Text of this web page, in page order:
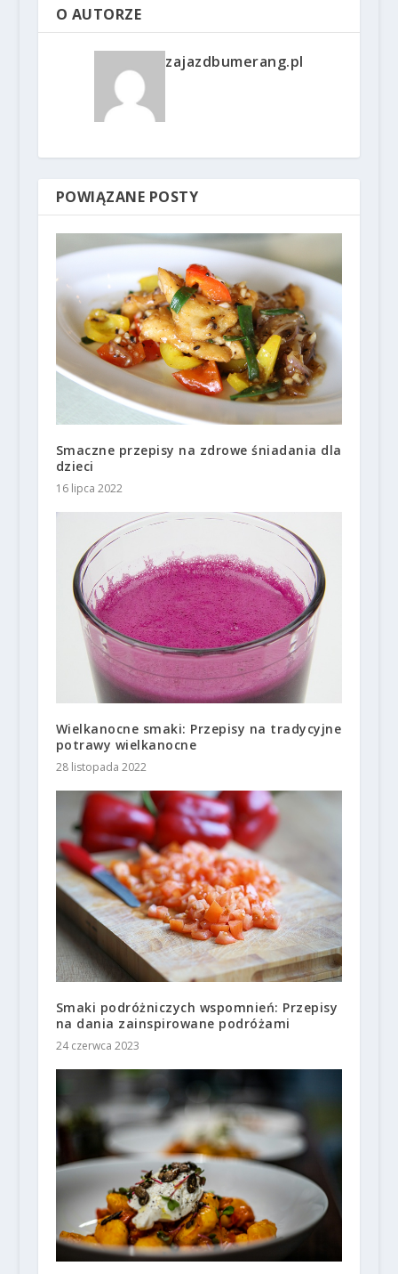
O AUTORZE
zajazdbumerang.pl
POWIĄZANE POSTY
Smaczne przepisy na zdrowe śniadania dla
dzieci
16 lipca 2022
Wielkanocne smaki: Przepisy na tradycyjne
potrawy wielkanocne
28 listopada 2022
Smaki podróżniczych wspomnień: Przepisy
na dania zainspirowane podróżami
24 czerwca 2023